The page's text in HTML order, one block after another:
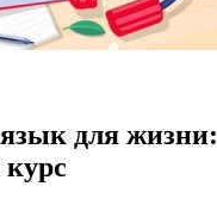
для жизни: